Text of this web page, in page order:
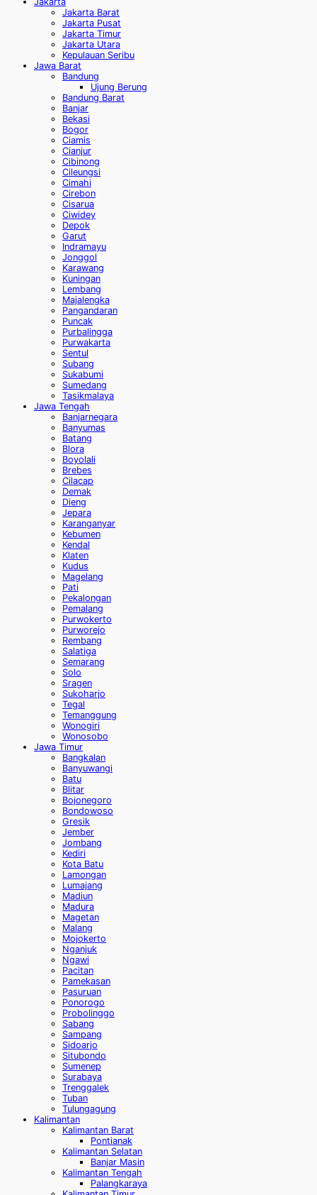
Jakarta Barat
Jakarta Pusat
Jakarta Timur
Jakarta Utara
Kepulauan Seribu
Jawa Barat
Bandung
Ujung Berung
Bandung Barat
Banjar
Bekasi
Bogor
Ciamis
Cianjur
Cibinong
Cileungsi
Cimahi
Cirebon
Cisarua
Ciwidey
Depok
Garut
Indramayu
Jonggol
Karawang
Kuningan
Lembang
Majalengka
Pangandaran
Puncak
Purbalingga
Purwakarta
Sentul
Subang
Sukabumi
Sumedang
Tasikmalaya
Jawa Tengah
Banjarnegara
Banyumas
Batang
Blora
Boyolali
Brebes
Cilacap
Demak
Dieng
Jepara
Karanganyar
Kebumen
Kendal
Klaten
Kudus
Magelang
Pati
Pekalongan
Pemalang
Purwokerto
Purworejo
Rembang
Salatiga
Semarang
Solo
Sragen
Sukoharjo
Tegal
Temanggung
Wonogiri
Wonosobo
Jawa Timur
Bangkalan
Banyuwangi
Batu
Blitar
Bojonegoro
Bondowoso
Gresik
Jember
Jombang
Kediri
Kota Batu
Lamongan
Lumajang
Madiun
Madura
Magetan
Malang
Mojokerto
Nganjuk
Ngawi
Pacitan
Pamekasan
Pasuruan
Ponorogo
Probolinggo
Sabang
Sampang
Sidoarjo
Situbondo
Sumenep
Surabaya
Trenggalek
Tuban
Tulungagung
Kalimantan
Kalimantan Barat
Pontianak
Kalimantan Selatan
Banjar Masin
Kalimantan Tengah
Palangkaraya